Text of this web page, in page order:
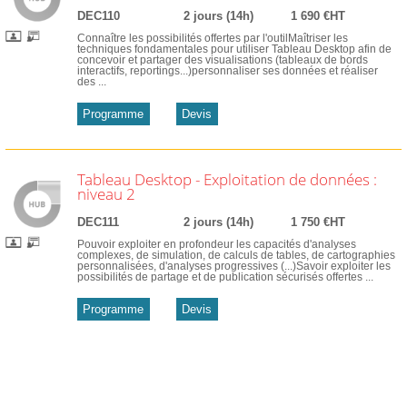
DEC110 2 jours (14h) 1 690 €HT
Connaître les possibilités offertes par l'outilMaîtriser les
techniques fondamentales pour utiliser Tableau Desktop afin de
concevoir et partager des visualisations (tableaux de bords
interactifs, reportings...)personnaliser ses données et réaliser
des ...
Programme Devis
Tableau Desktop - Exploitation de données :
niveau 2
DEC111 2 jours (14h) 1 750 €HT
Pouvoir exploiter en profondeur les capacités d'analyses
complexes, de simulation, de calculs de tables, de cartographies
personnalisées, d'analyses progressives (...)Savoir exploiter les
possibilités de partage et de publication sécurisés offertes ...
Programme Devis